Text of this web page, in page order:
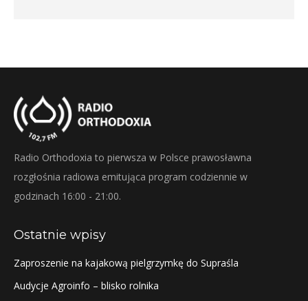
Radio Orthodoxia to pierwsza w Polsce prawosławna
rozgłośnia radiowa emitująca program codziennie w
godzinach 16:00 - 21:00.
Ostatnie wpisy
Zaproszenie na kajakową pielgrzymkę do Supraśla
Audycje Agroinfo – blisko rolnika